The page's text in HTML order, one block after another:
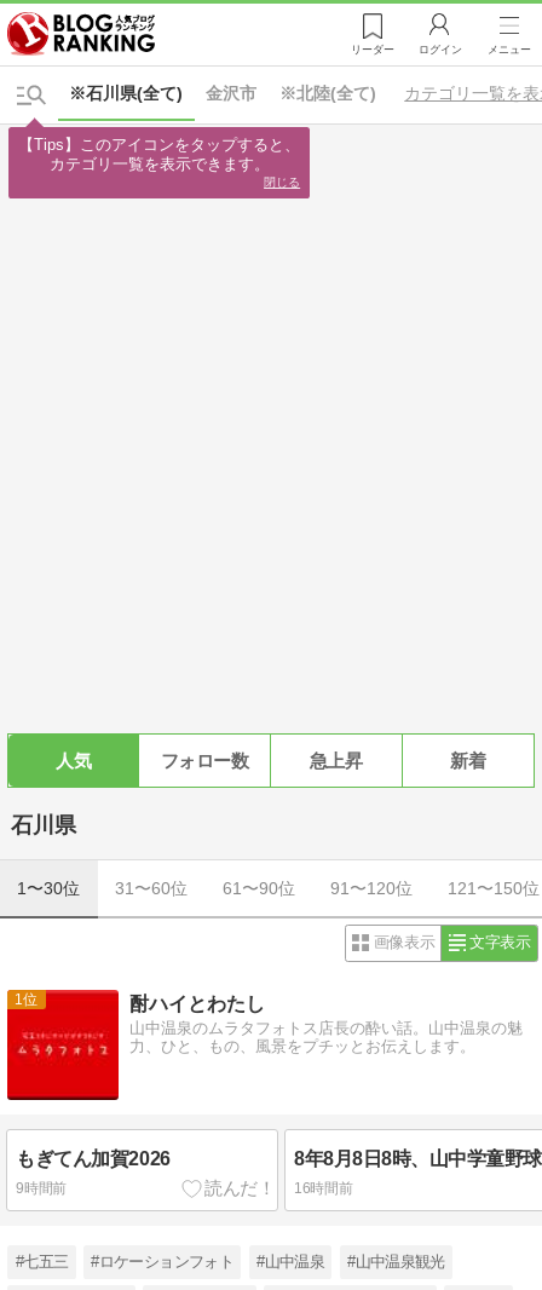
リーダー ログイン メニュー
※石川県(全て) ※北陸(全て)
金沢市 カテゴリ一覧を
人気 フォロー数 急上昇 新着
石川県
1〜30位 31〜60位 61〜90位 91〜120位 121〜150位
画像表示 文字表示
1 酎ハイとわたし
山中温泉のムラタフォトス店長の酔い話。山中温泉の魅
力、ひと、もの、風景をプチッとお伝えします。
もぎてん加賀2026
9時間前 16時間前
#七五三 #ロケーションフォト #山中温泉 #山中温泉観光
【Tips】このアイコンをタップすると、
カテゴリ一覧を表示できます。
閉じる